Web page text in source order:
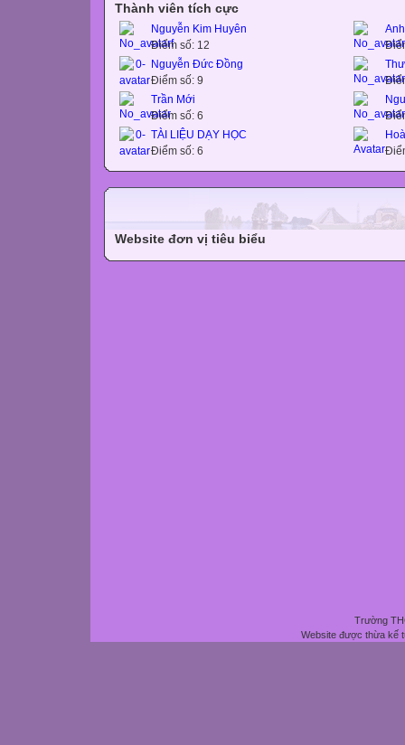
Thành viên tích cực
Nguyễn Kim Huyên
Điểm số: 12
Nguyễn Đức Đồng
Điểm số: 9
Trần Mới
Điểm số: 6
TÀI LIỆU DẠY HỌC
Điểm số: 6
Website đơn vị tiêu biểu
Trường
Website được thừa kế